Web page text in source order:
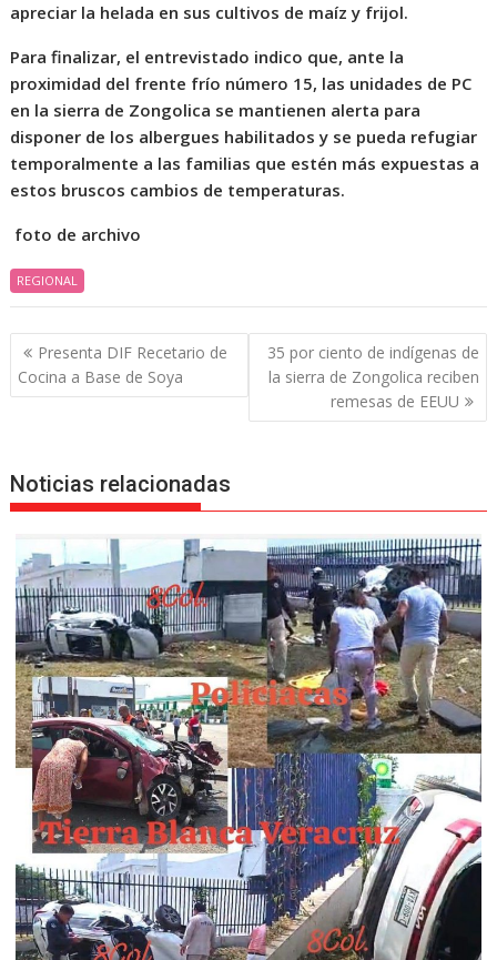
apreciar la helada en sus cultivos de maíz y frijol.
Para finalizar, el entrevistado indico que, ante la
proximidad del frente frío número 15, las unidades de PC
en la sierra de Zongolica se mantienen alerta para
disponer de los albergues habilitados y se pueda refugiar
temporalmente a las familias que estén más expuestas a
estos bruscos cambios de temperaturas.
foto de archivo
REGIONAL
Navegación
de
entradas
Presenta DIF Recetario de
Cocina a Base de Soya
35 por ciento de indígenas de
la sierra de Zongolica reciben
remesas de EEUU
Noticias relacionadas